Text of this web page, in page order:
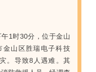
1时30分，位于金山
金山区胜瑞电子科技
。导致8人遇难。其